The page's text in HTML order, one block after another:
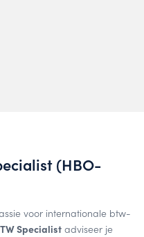
(HBO-
voor internationale btw-
Specialist adviseer je